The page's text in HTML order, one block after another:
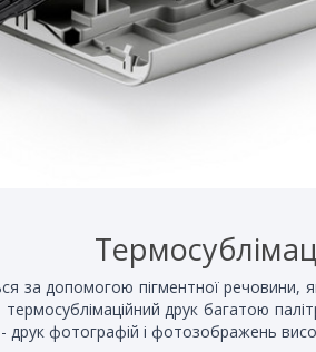
за допомогою пігментної речовини,
друк багатою
друк фотографій і фотозображень